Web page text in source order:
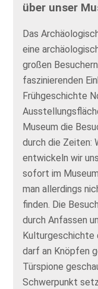
über unser
Das
eine
großen
faszinierenden
Frühgeschichte
Museum die
durch die Zeiten:
entwickeln wir
sofort im
man allerdings
finden. Die
durch Anfassen
Kulturgeschichte
darf an Knöpfen
Türspione
Schwerpunkt